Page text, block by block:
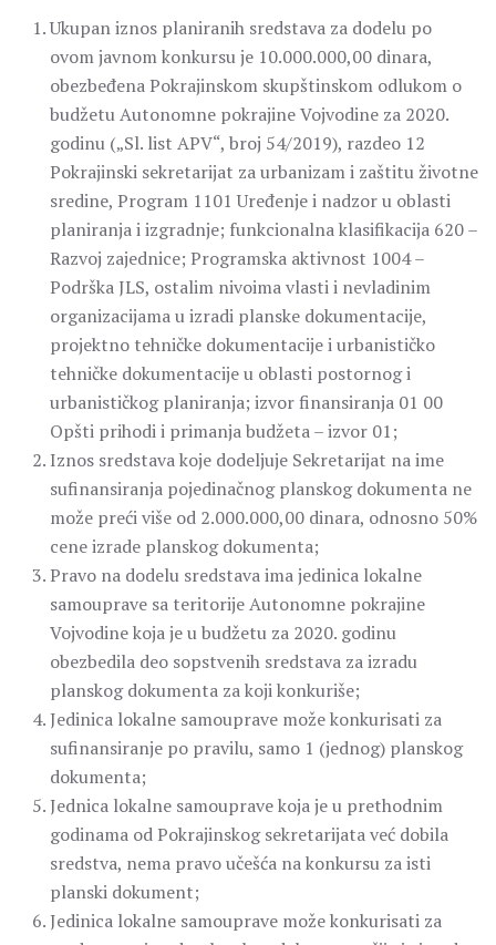
Ukupan iznos planiranih sredstava za dodelu po
ovom javnom konkursu je 10.000.000,00 dinara,
obezbeđena Pokrajinskom skupštinskom odlukom o
budžetu Autonomne pokrajine Vojvodine za 2020.
godinu („Sl. list APV“, broj 54/2019), razdeo 12
Pokrajinski sekretarijat za urbanizam i zaštitu životne
sredine, Program 1101 Uređenje i nadzor u oblasti
planiranja i izgradnje; funkcionalna klasifikacija 620 –
Razvoj zajednice; Programska aktivnost 1004 –
Podrška JLS, ostalim nivoima vlasti i nevladinim
organizacijama u izradi planske dokumentacije,
projektno tehničke dokumentacije i urbanističko
tehničke dokumentacije u oblasti postornog i
urbanističkog planiranja; izvor finansiranja 01 00
Opšti prihodi i primanja budžeta – izvor 01;
Iznos sredstava koje dodeljuje Sekretarijat na ime
sufinansiranja pojedinačnog planskog dokumenta ne
može preći više od 2.000.000,00 dinara, odnosno 50%
cene izrade planskog dokumenta;
Pravo na dodelu sredstava ima jedinica lokalne
samouprave sa teritorije Autonomne pokrajine
Vojvodine koja je u budžetu za 2020. godinu
obezbedila deo sopstvenih sredstava za izradu
planskog dokumenta za koji konkuriše;
Jedinica lokalne samouprave može konkurisati za
sufinansiranje po pravilu, samo 1 (jednog) planskog
dokumenta;
Jednica lokalne samouprave koja je u prethodnim
godinama od Pokrajinskog sekretarijata već dobila
sredstva, nema pravo učešća na konkursu za isti
planski dokument;
Jedinica lokalne samouprave može konkurisati za